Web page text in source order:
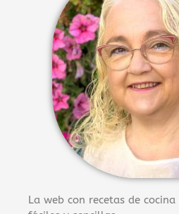
La web con recetas de cocina